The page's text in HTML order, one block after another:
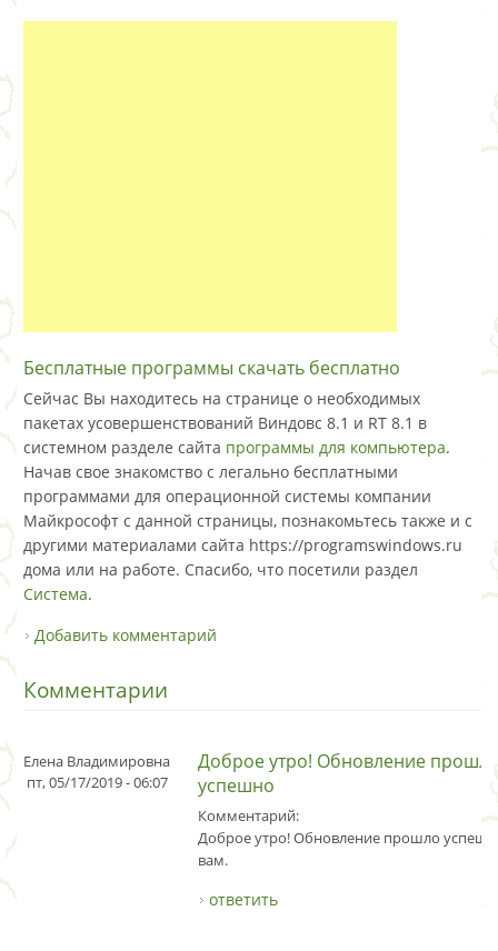
Бесплатные программы скачать бесплатно
Сейчас Вы находитесь на странице о необходимых
пакетах усовершенствований Виндовс 8.1 и RT 8.1 в
системном разделе сайта программы для компьютера.
Начав свое знакомство с легально бесплатными
программами для операционной системы компании
Майкрософт с данной страницы, познакомьтесь также и с
другими материалами сайта https://programswindows.ru
дома или на работе. Спасибо, что посетили раздел
Система.
Добавить комментарий
Комментарии
Елена Владимировна
пт, 05/17/2019 - 06:07
Доброе утро! Обновление
успешно
Комментарий:
Доброе утро! Обновление прошло
вам.
ответить